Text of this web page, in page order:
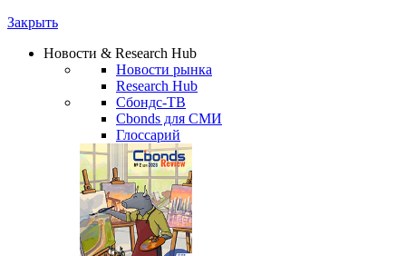
Закрыть
Новости & Research Hub
Новости рынка
Research Hub
Сбондс-ТВ
Cbonds для СМИ
Глоссарий